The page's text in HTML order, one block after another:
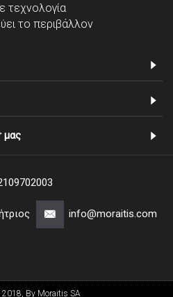
τεχνολογία
το περιβάλλον
μας
info@moraitis.com
By Moraitis SA